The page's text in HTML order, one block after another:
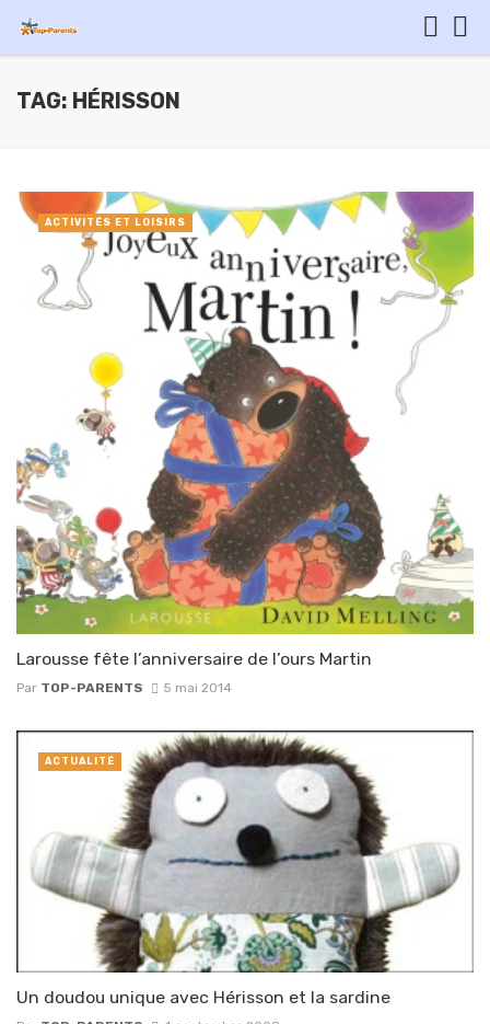
TAG: HÉRISSON
Larousse fête l’anniversaire de l’ours Martin
Par TOP-PARENTS 5 mai 2014
ACTIVITÉS ET LOISIRS
Un doudou unique avec Hérisson et la sardine
ACTUALITÉ